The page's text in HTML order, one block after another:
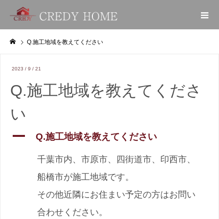
Q.施工地域を教えてください
2023 / 9 / 21
Q.施工地域を教えてくださ
い
A Q.施工地域を教えてください
千葉市内、市原市、四街道市、印西市、
船橋市が施工地域です。
その他近隣にお住まい予定の方はお問い
合わせください。